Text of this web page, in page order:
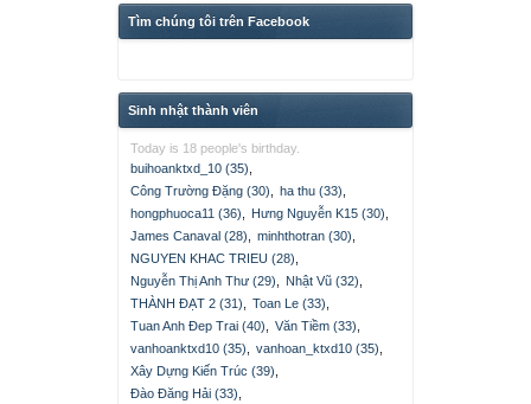
Tìm chúng tôi trên Facebook
Sinh nhật thành viên
Today is 18 people's birthday.
buihoanktxd_10 (35)
Công Trường Đặng (30)
ha thu (33)
hongphuoca11 (36)
Hưng Nguyễn K15 (30)
James Canaval (28)
minhthotran (30)
NGUYEN KHAC TRIEU (28)
Nguyễn Thị Anh Thư (29)
Nhật Vũ (32)
THÀNH ĐẠT 2 (31)
Toan Le (33)
Tuan Anh Đep Trai (40)
Văn Tiềm (33)
vanhoanktxd10 (35)
vanhoan_ktxd10 (35)
Xây Dựng Kiến Trúc (39)
Đào Đăng Hải (33)